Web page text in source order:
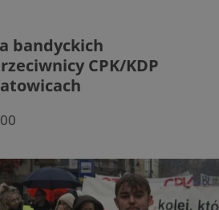
bandyckich
CPK/KDP